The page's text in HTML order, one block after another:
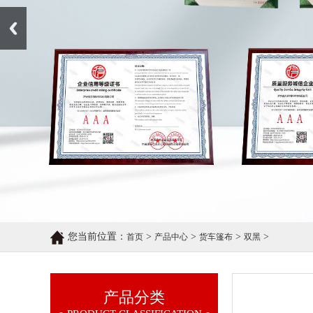
您当前位置： 首页 > 产品中心 > 货车篷布 > 双黑 >
产品分类